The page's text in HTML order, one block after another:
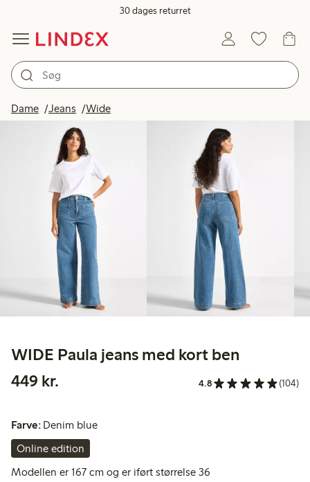
30 dages returret
Dame Jeans Wide
WIDE Paula jeans med kort ben
449 kr.
4.8 (104)
Farve: Denim blue
Online edition
Modellen er 167 cm og er iført størrelse 36